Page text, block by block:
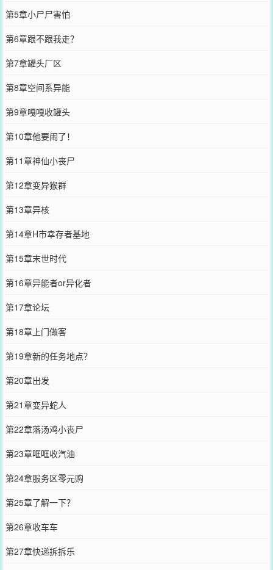
第5章小尸尸害怕
第6章跟不跟我走？
第7章罐头厂区
第8章空间系异能
第9章嘎嘎收罐头
第10章他要闹了！
第11章神仙小丧尸
第12章变异猴群
第13章异核
第14章H市幸存者基地
第15章末世时代
第16章异能者or异化者
第17章论坛
第18章上门做客
第19章新的任务地点？
第20章出发
第21章变异蛇人
第22章落汤鸡小丧尸
第23章哐哐收汽油
第24章服务区零元购
第25章了解一下？
第26章收车车
第27章快递拆拆乐